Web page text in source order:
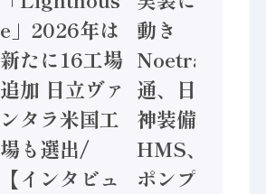
e」2026年は
新たに16工場
追加 日立ヴァ
ンタラ米国工
場も選出/
【インタビュ
動き
Noetra、富士
通、日立 / 兵
神装備 ×
HMS、老舗
ポンプメーカ